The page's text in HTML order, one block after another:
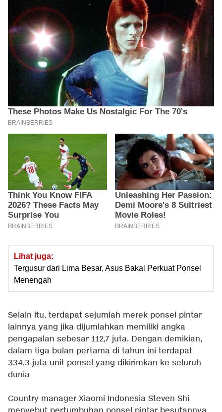
Lihat juga:
Tergusur dari Lima Besar, Asus Bakal Perkuat Ponsel
Menengah
Selain itu, terdapat sejumlah merek ponsel pintar
lainnya yang jika dijumlahkan memiliki angka
pengapalan sebesar 112,7 juta. Dengan demikian,
dalam tiga bulan pertama di tahun ini terdapat
334,3 juta unit ponsel yang dikirimkan ke seluruh
dunia
Country manager Xiaomi Indonesia Steven Shi